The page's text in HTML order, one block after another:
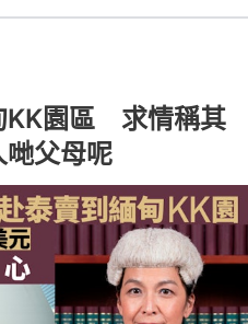
KK園區 求情稱其
父母呢